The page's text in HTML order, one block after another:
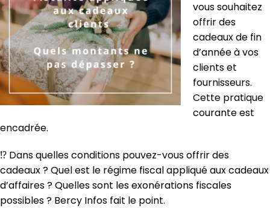
vous souhaitez
offrir des
cadeaux de fin
d’année à vos
clients et
fournisseurs.
Cette pratique
courante est
encadrée.
⁉️ Dans quelles conditions pouvez-vous offrir des
cadeaux ? Quel est le régime fiscal appliqué aux cadeaux
d’affaires ? Quelles sont les exonérations fiscales
possibles ? Bercy Infos fait le point.